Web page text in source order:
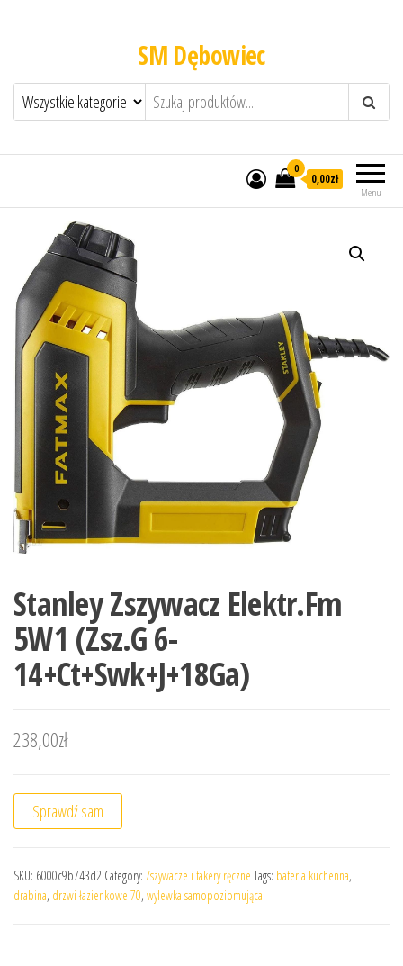
SM Dębowiec
Menu
0
0,00zł
Stanley Zszywacz Elektr.Fm
5W1 (Zsz.G 6-
14+Ct+Swk+J+18Ga)
238,00zł
Sprawdź sam
SKU: 6000c9b743d2 Category: Zszywacze i takery ręczne Tags: bateria kuchenna,
drabina, drzwi łazienkowe 70, wylewka samopoziomująca